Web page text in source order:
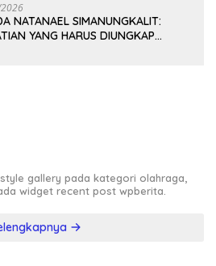
NATANAEL SIMANUNGKALIT:
YANG HARUS DIUNGKAP
gallery pada kategori olahraga,
widget recent post wpberita.